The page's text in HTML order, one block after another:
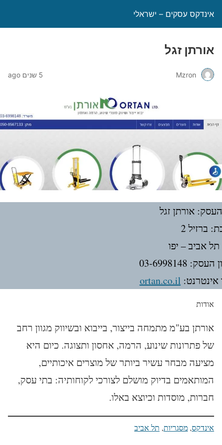
אינדקס עסקים – ישראלי
אורתן זגל
Mzron 5 שנים ago
אורתן זגל
ברזיל 2
אביב – יפו
03-6998148
ortan.co.il
אודות
אורתן בע"מ מתמחה בייצור, בייבוא ובשיווק מגוון רחב
של פתרונות שינוע, הרמה, אחסון ותצוגה. כיום היא
מציעה מבחר עשיר ביותר של מוצרים איכותיים,
המותאמים בדיוק מושלם לצורכי לקוחותיה: בתי עסק,
חברות, מוסדות וכיוצא באלו.
אינדקס, מסגריות, תל אביב